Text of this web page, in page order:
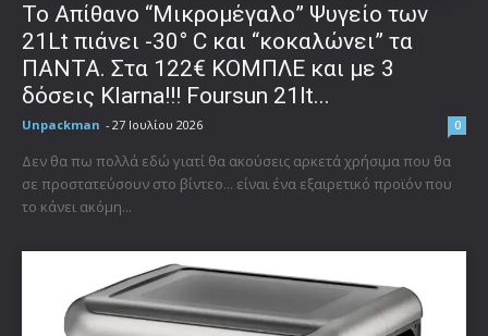
Το Απίθανο “Μικρομέγαλο” Ψυγείο των
21Lt πιάνει -30° C και “κοκαλώνει” τα
ΠΑΝΤΑ. Στα 122€ ΚΟΜΠΛΕ και με 3
δόσεις Klarna!!! Foursun 21lt...
Unpackman - 27 Ιουλίου 2026 0
Δεν θα πω πολλά εδώ γιατί θα ακούσεις αρκετά χρήσιμα που θα
σε προστατεύσουν στο βίντεο... είναι ένα εξαιρετικό προϊόν που
το κάνει ακόμη...